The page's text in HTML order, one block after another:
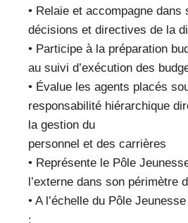
• Relaie et accompagne dans
décisions et directives de la
• Participe à la préparation
au suivi d’exécution des
• Évalue les agents placés
responsabilité hiérarchique
la gestion du
personnel et des carrières
• Représente le Pôle
l’externe dans son périmètre
• A l’échelle du Pôle
: